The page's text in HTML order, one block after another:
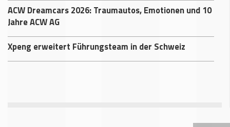
ACW Dreamcars 2026: Traumautos, Emotionen und 10
Jahre ACW AG
Xpeng erweitert Führungsteam in der Schweiz